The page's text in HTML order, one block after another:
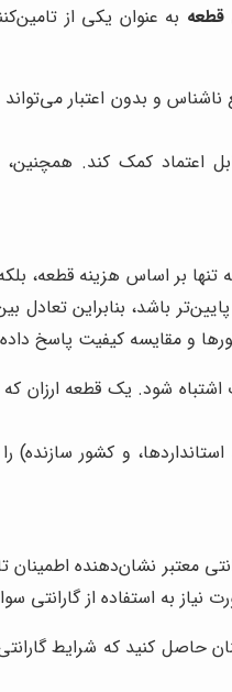
به عنوان یکی از
ناشناس و بدون اعتبار
اعتماد کمک کند.
تنها بر اساس هزینه قطعه،
باشد، بنابراین تعادل
و مقایسه کیفیت پاسخ
شود. یک قطعه ارزان
و کشور سازنده)
معتبر نشان‌دهنده
به استفاده از گارانتی
حاصل کنید که شرایط